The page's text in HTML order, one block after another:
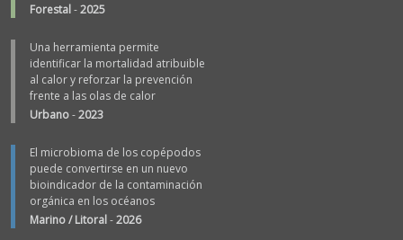
Forestal-2025
Una herramienta permite
identificar la mortalidad atribuible
al calor y reforzar la prevención
frente a las olas de calor
Urbano-2023
El microbioma de los copépodos
puede convertirse en un nuevo
bioindicador de la contaminación
orgánica en los océanos
Marino / Litoral-2026